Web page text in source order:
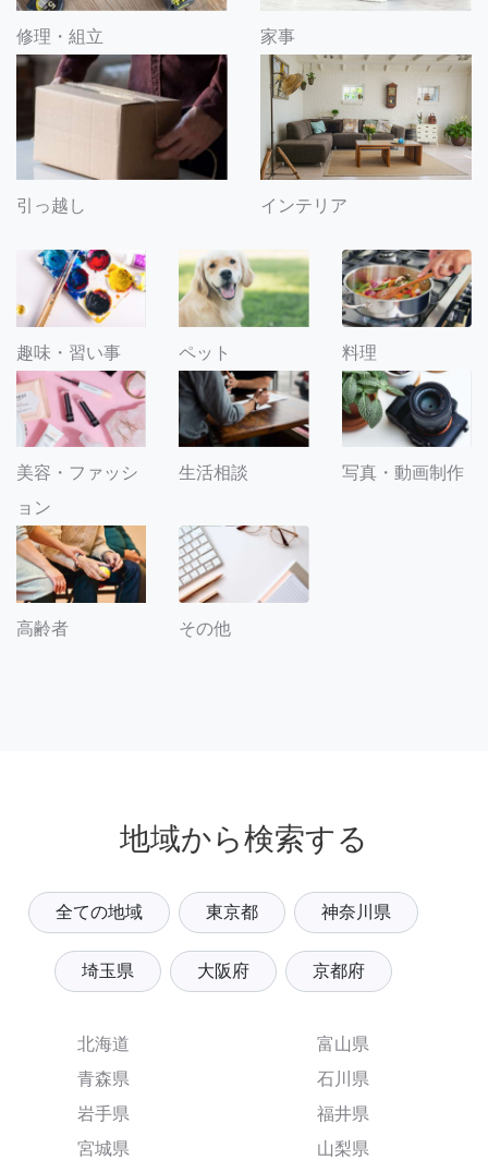
修理・組立 家事
引っ越し インテリア
趣味・習い事 ペット 料理
美容・ファッシ
ョン
生活相談 写真・動画制作
高齢者 その他
地域から検索する
全ての地域 東京都 神奈川県
埼玉県 大阪府 京都府
北海道
青森県
岩手県
宮城県
富山県
石川県
福井県
山梨県